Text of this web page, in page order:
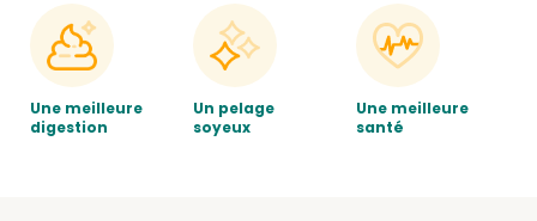
Une meilleure
digestion
Un pelage
soyeux
Une meilleure
santé